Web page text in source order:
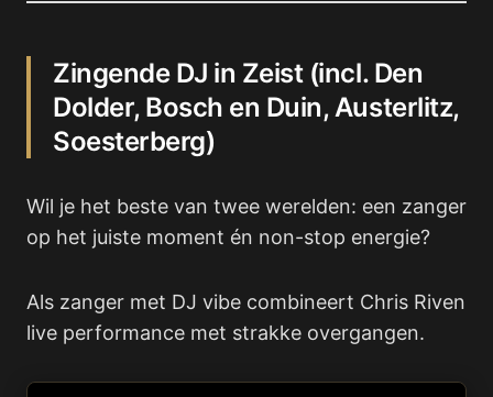
Zingende DJ in Zeist (incl. Den
Dolder, Bosch en Duin, Austerlitz,
Soesterberg)
Wil je het beste van twee werelden: een zanger
op het juiste moment én non-stop energie?
Als zanger met DJ vibe combineert Chris Riven
live performance met strakke overgangen.